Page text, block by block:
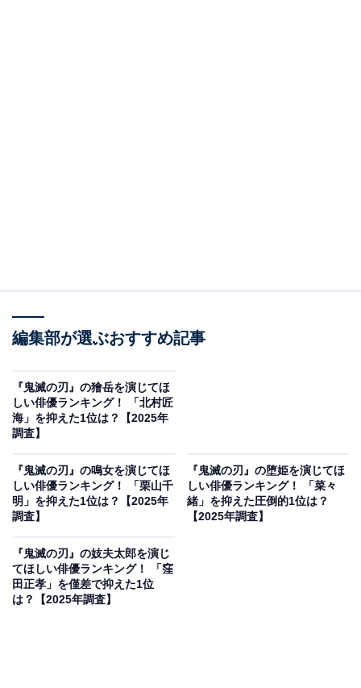
編集部が選ぶおすすめ記事
『鬼滅の刃』の獪岳を演じてほ
しい俳優ランキング！ 「北村匠
海」を抑えた1位は？【2025年
調査】
『鬼滅の刃』の鳴女を演じてほ
しい俳優ランキング！ 「栗山千
明」を抑えた1位は？【2025年
調査】
『鬼滅の刃』の堕姫を演じてほ
しい俳優ランキング！ 「菜々
緒」を抑えた圧倒的1位は？
【2025年調査】
『鬼滅の刃』の妓夫太郎を演じ
てほしい俳優ランキング！ 「窪
田正孝」を僅差で抑えた1位
は？【2025年調査】